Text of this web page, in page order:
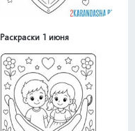
Раскраски 1 июня